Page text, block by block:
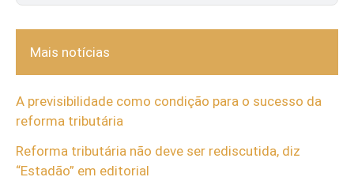
Mais notícias
A previsibilidade como condição para o sucesso da
reforma tributária
Reforma tributária não deve ser rediscutida, diz
“Estadão” em editorial